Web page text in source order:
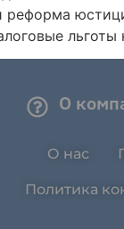
реформа
О
О нас
Политика